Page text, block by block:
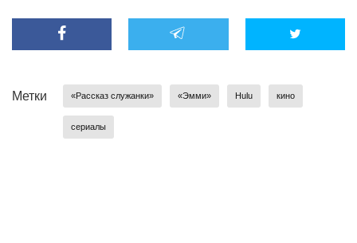
Метки «Рассказ служанки» «Эмми» Hulu кино
сериалы